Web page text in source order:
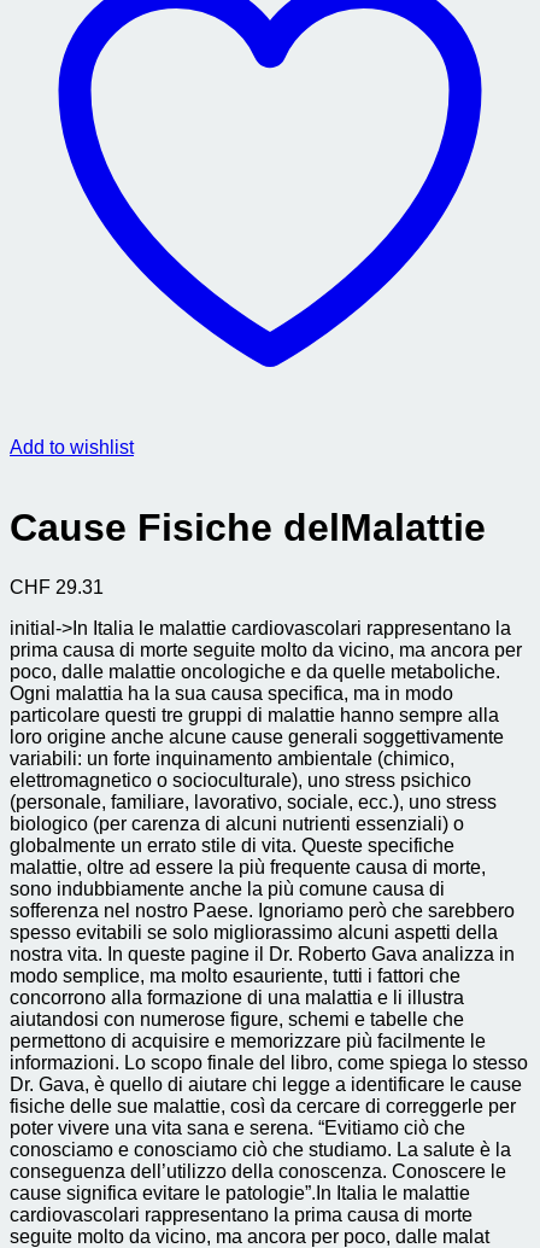
Add to wishlist
Cause Fisiche delMalattie
CHF 29.31
initial->In Italia le malattie cardiovascolari rappresentano la
prima causa di morte seguite molto da vicino, ma ancora per
poco, dalle malattie oncologiche e da quelle metaboliche.
Ogni malattia ha la sua causa specifica, ma in modo
particolare questi tre gruppi di malattie hanno sempre alla
loro origine anche alcune cause generali soggettivamente
variabili: un forte inquinamento ambientale (chimico,
elettromagnetico o socioculturale), uno stress psichico
(personale, familiare, lavorativo, sociale, ecc.), uno stress
biologico (per carenza di alcuni nutrienti essenziali) o
globalmente un errato stile di vita. Queste specifiche
malattie, oltre ad essere la più frequente causa di morte,
sono indubbiamente anche la più comune causa di
sofferenza nel nostro Paese. Ignoriamo però che sarebbero
spesso evitabili se solo migliorassimo alcuni aspetti della
nostra vita. In queste pagine il Dr. Roberto Gava analizza in
modo semplice, ma molto esauriente, tutti i fattori che
concorrono alla formazione di una malattia e li illustra
aiutandosi con numerose figure, schemi e tabelle che
permettono di acquisire e memorizzare più facilmente le
informazioni. Lo scopo finale del libro, come spiega lo stesso
Dr. Gava, è quello di aiutare chi legge a identificare le cause
fisiche delle sue malattie, così da cercare di correggerle per
poter vivere una vita sana e serena. “Evitiamo ciò che
conosciamo e conosciamo ciò che studiamo. La salute è la
conseguenza dell’utilizzo della conoscenza. Conoscere le
cause significa evitare le patologie”.In Italia le malattie
cardiovascolari rappresentano la prima causa di morte
seguite molto da vicino, ma ancora per poco, dalle malat